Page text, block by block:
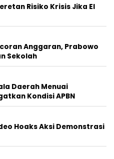
Risiko Krisis Jika El
Anggaran, Prabowo
Sekolah
Daerah Menuai
Kondisi APBN
Hoaks Aksi Demonstrasi